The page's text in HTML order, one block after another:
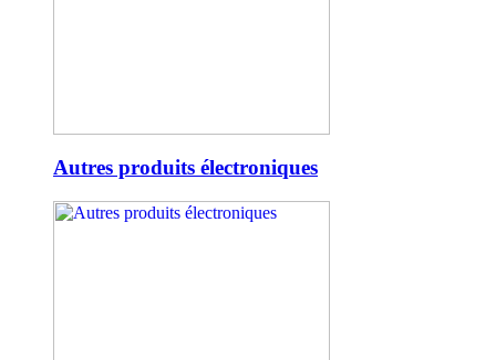
Autres produits électroniques